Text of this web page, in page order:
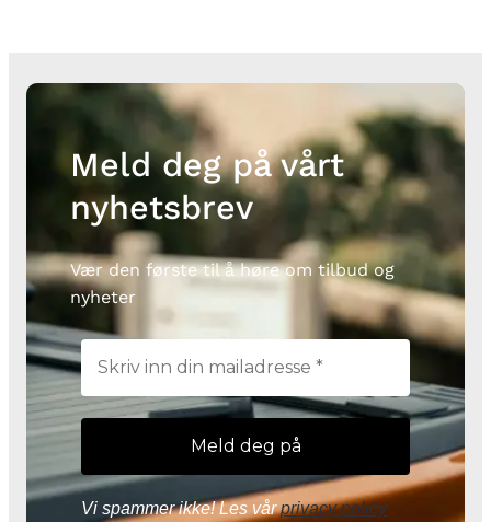
Meld deg på vårt
nyhetsbrev
Vær den første til å høre om tilbud og
nyheter
Vi spammer ikke! Les vårprivacy policy